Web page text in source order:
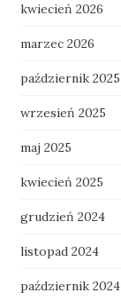
kwiecień 2026
marzec 2026
październik 2025
wrzesień 2025
maj 2025
kwiecień 2025
grudzień 2024
listopad 2024
październik 2024